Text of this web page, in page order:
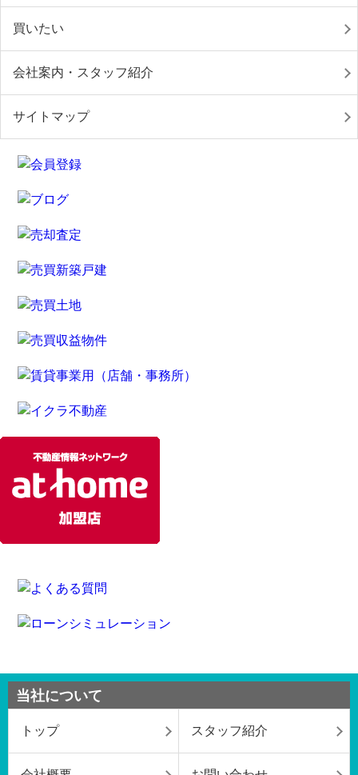
買いたい
会社案内・スタッフ紹介
サイトマップ
当社について
トップ スタッフ紹介